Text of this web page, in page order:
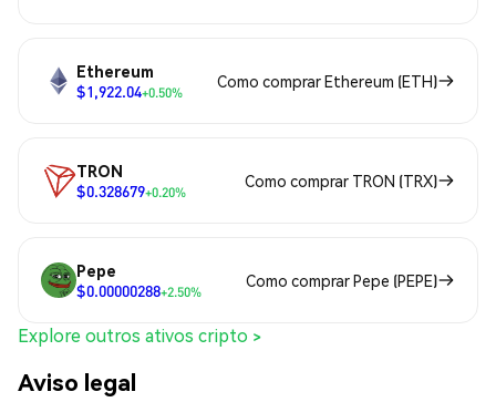
Ethereum
$1,922.04+0.50%
Como comprar Ethereum (ETH)
TRON
$0.328679+0.20%
Como comprar TRON (TRX)
Pepe
$0.00000288+2.50%
Como comprar Pepe (PEPE)
Explore outros ativos cripto >
Aviso legal